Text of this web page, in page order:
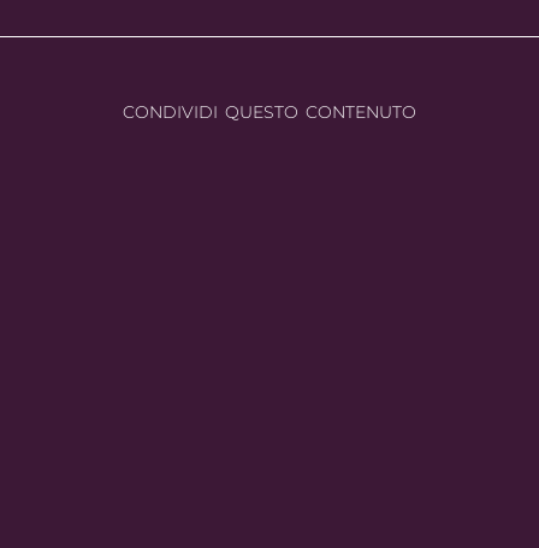
CONDIVIDI QUESTO CONTENUTO